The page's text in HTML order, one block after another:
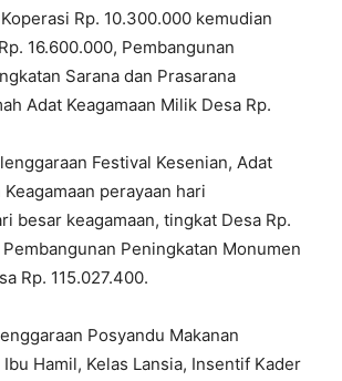
Rp. 10.300.000 kemudian
16.600.000, Pembangunan
Sarana dan Prasarana
Adat Keagamaan Milik Desa Rp.
Festival Kesenian, Adat
perayaan hari
besar keagamaan, tingkat Desa Rp.
Peningkatan Monumen
Rp. 115.027.400.
Posyandu Makanan
Ibu Hamil, Kelas Lansia, Insentif Kader